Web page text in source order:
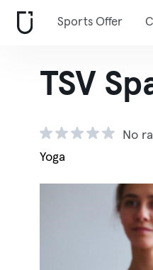
Sports Offer
TSV
No
Yoga